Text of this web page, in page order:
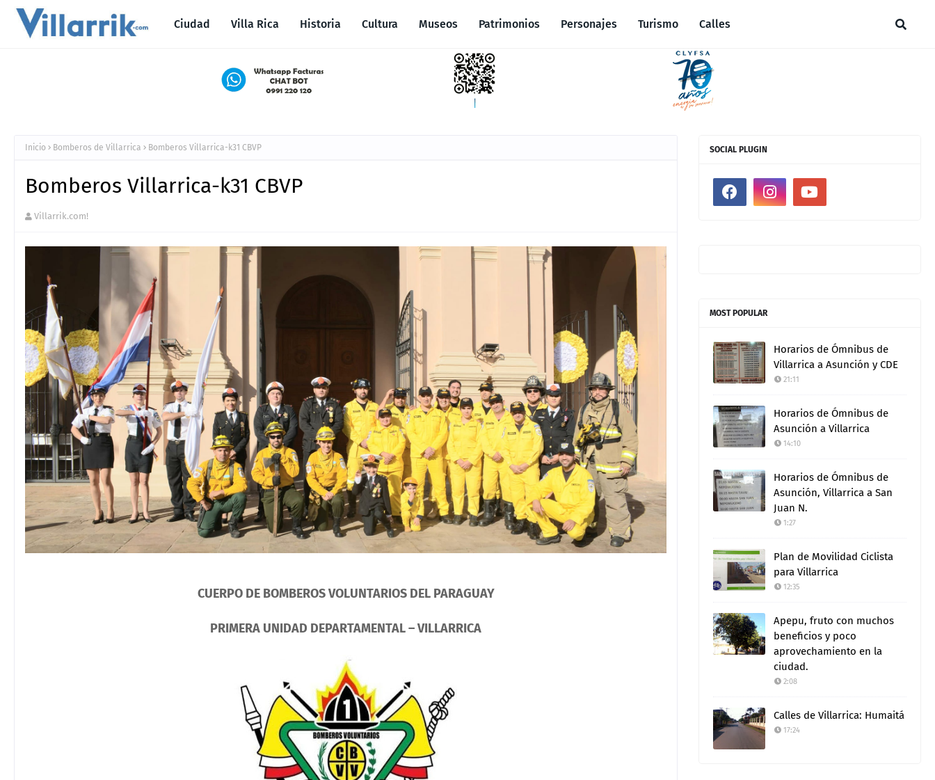
Ciudad Villa Rica Historia Cultura Museos Patrimonios Personajes Turismo Calles
Inicio Bomberos de Villarrica Bomberos Villarrica-k31 CBVP
Bomberos Villarrica-k31 CBVP
Villarrik.com!
CUERPO DE BOMBEROS VOLUNTARIOS DEL PARAGUAY
PRIMERA UNIDAD DEPARTAMENTAL – VILLARRICA
SOCIAL PLUGIN
MOST POPULAR
Horarios de Ómnibus de
Villarrica a Asunción y CDE
21:11
Horarios de Ómnibus de
Asunción a Villarrica
14:10
Horarios de Ómnibus de
Asunción, Villarrica a San
Juan N.
1:27
Plan de Movilidad Ciclista
para Villarrica
12:35
Apepu, fruto con muchos
beneficios y poco
aprovechamiento en la
ciudad.
2:08
Calles de Villarrica: Humaitá
17:24